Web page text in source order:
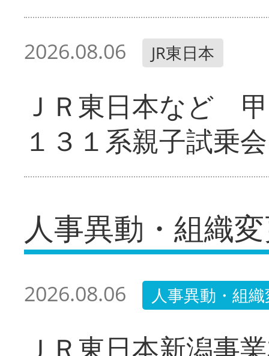
2026.08.06 JR東日本
ＪＲ東日本など
１３１系親子試乗会
人事異動・組織
2026.08.06 人事異動・組
ＪＲ東日本新潟